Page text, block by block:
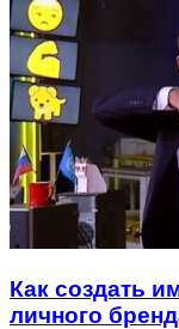
Как создать
личного